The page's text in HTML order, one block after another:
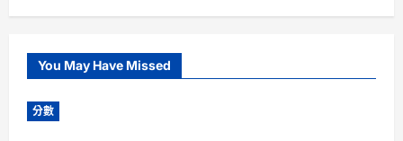
You May Have Missed
分數